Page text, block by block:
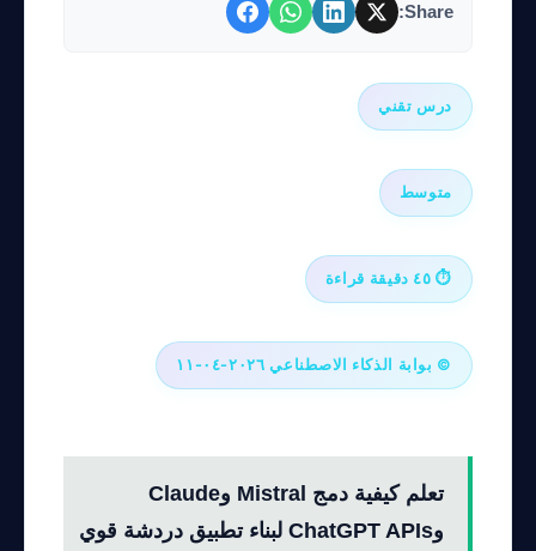
Share:
درس تقني
متوسط
⏱ ٤٥ دقيقة قراءة
© بوابة الذكاء الاصطناعي ٢٠٢٦-٠٤-١١
تعلم كيفية دمج Mistral وClaude
وChatGPT APIs لبناء تطبيق دردشة قوي